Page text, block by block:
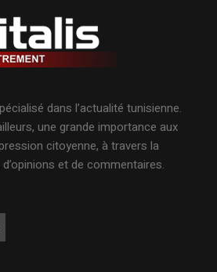
dans l’actualité tunisienne.
une grande importance aux
citoyenne, à travers la
et de commentaires.